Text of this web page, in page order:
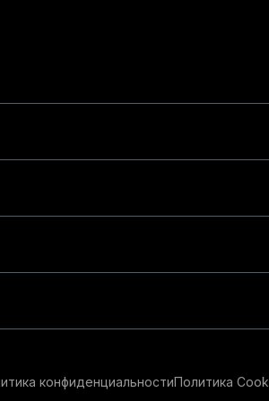
конфиденциальностиПолитика